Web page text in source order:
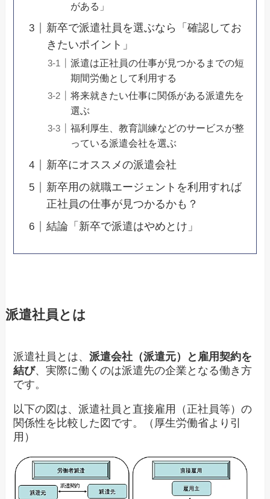
がある」
新卒で派遣社員を選ぶなら「確認してお
きたいポイント」
派遣は正社員の仕事が見つかるまでの短
期間労働として利用する
将来就きたい仕事に関係がある派遣先を
選ぶ
福利厚生、教育訓練などのサービスが整
っている派遣会社を選ぶ
新卒にオススメの派遣会社
新卒用の就職エージェントを利用すれば
正社員の仕事が見つかるかも？
結論「新卒で派遣はやめとけ」
派遣社員とは
派遣社員とは、派遣会社（派遣元）と雇用契約を
結び、実際に働くのは派遣先の企業となる働き方
です。
以下の図は、派遣社員と直接雇用（正社員等）の
関係性を比較した図です。（厚生労働省より引
用）